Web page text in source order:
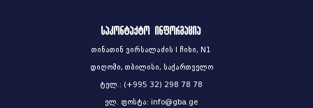
საკონტაქტო ინფორმაცია
თინათინ ვირსალაძის I ჩიხი, N1
დიღომი, თბილისი, საქართველო
ტელ.: (+995 32) 298 78 78
ელ. ფოსტა: info@gba.ge